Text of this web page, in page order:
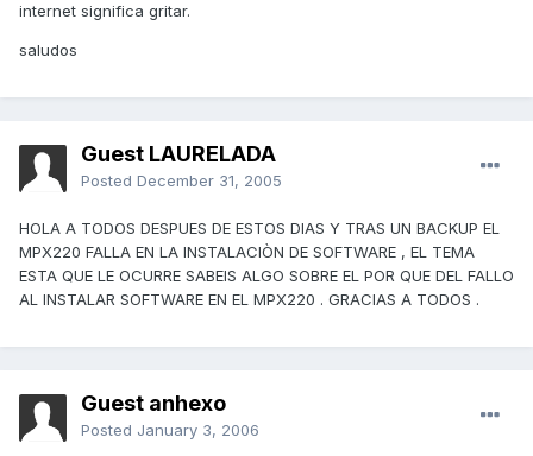
internet significa gritar.
saludos
Guest LAURELADA
Posted December 31, 2005
HOLA A TODOS DESPUES DE ESTOS DIAS Y TRAS UN BACKUP EL
MPX220 FALLA EN LA INSTALACIÒN DE SOFTWARE , EL TEMA
ESTA QUE LE OCURRE SABEIS ALGO SOBRE EL POR QUE DEL FALLO
AL INSTALAR SOFTWARE EN EL MPX220 . GRACIAS A TODOS .
Guest anhexo
Posted January 3, 2006